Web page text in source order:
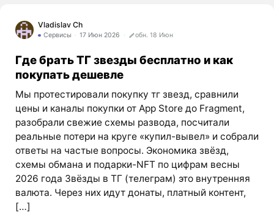
Vladislav Ch
Сервисы 17 Июн 2026 обн. 18 Июн
Где брать ТГ звезды бесплатно и как
покупать дешевле
Мы протестировали покупку тг звезд, сравнили
цены и каналы покупки от App Store до Fragment,
разобрали свежие схемы развода, посчитали
реальные потери на круге «купил-вывел» и собрали
ответы на частые вопросы. Экономика звёзд,
схемы обмана и подарки-NFT по цифрам весны
2026 года Звёзды в ТГ (телеграм) это внутренняя
валюта. Через них идут донаты, платный контент,
[…]